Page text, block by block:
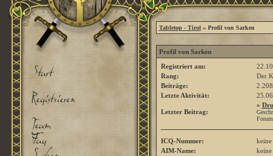
Tabletop - Tirol » Profil von Sarken
Profil von Sarken
Registriert am:
Rang:
Der
Beiträge:
Letzte Aktivität:
Letzter Beitrag:
»
ICQ-Nummer:
keine
AIM-Name:
keine